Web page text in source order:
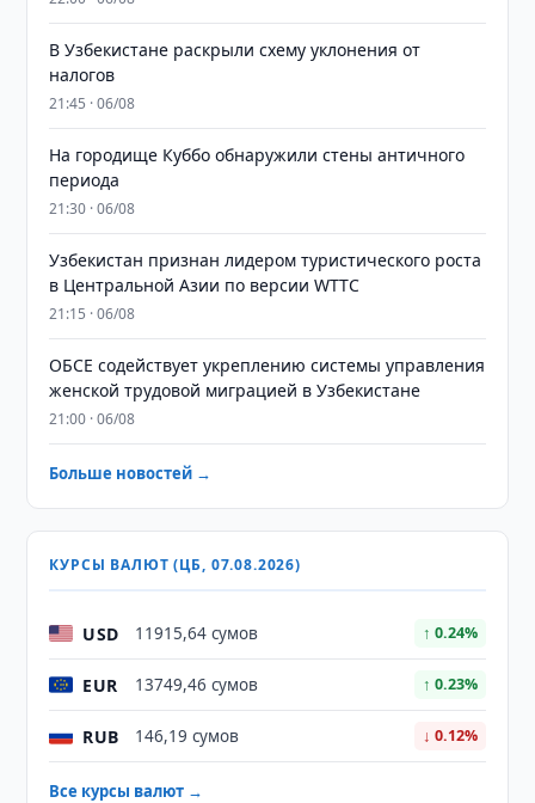
В Узбекистане раскрыли схему уклонения от
налогов
21:45 · 06/08
На городище Куббо обнаружили стены античного
периода
21:30 · 06/08
Узбекистан признан лидером туристического роста
в Центральной Азии по версии WTTC
21:15 · 06/08
ОБСЕ содействует укреплению системы управления
женской трудовой миграцией в Узбекистане
21:00 · 06/08
Больше новостей →
КУРСЫ ВАЛЮТ (ЦБ, 07.08.2026)
USD 11915,64 сумов ↑ 0.24%
EUR 13749,46 сумов ↑ 0.23%
RUB 146,19 сумов ↓ 0.12%
Все курсы валют →